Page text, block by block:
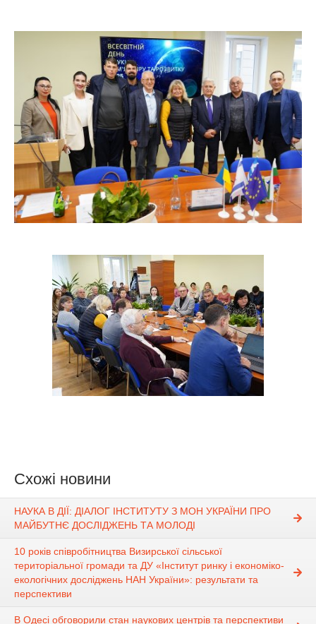
Схожі новини
НАУКА В ДІЇ: ДІАЛОГ ІНСТИТУТУ З МОН УКРАЇНИ ПРО
МАЙБУТНЄ ДОСЛІДЖЕНЬ ТА МОЛОДІ
10 років співробітництва Визирської сільської
територіальної громади та ДУ «Інститут ринку і економіко-
екологічних досліджень НАН України»: результати та
перспективи
В Одесі обговорили стан наукових центрів та перспективи